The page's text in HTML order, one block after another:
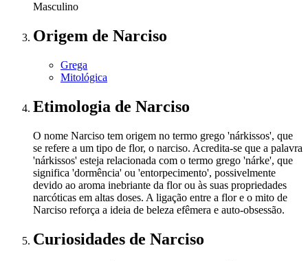
Masculino
Origem de Narciso
Grega
Mitológica
Etimologia de Narciso
O nome Narciso tem origem no termo grego 'nárkissos', que
se refere a um tipo de flor, o narciso. Acredita-se que a palavra
'nárkissos' esteja relacionada com o termo grego 'nárke', que
significa 'dormência' ou 'entorpecimento', possivelmente
devido ao aroma inebriante da flor ou às suas propriedades
narcóticas em altas doses. A ligação entre a flor e o mito de
Narciso reforça a ideia de beleza efêmera e auto-obsessão.
Curiosidades de Narciso